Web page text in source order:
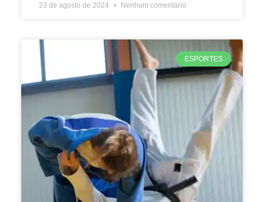
23 de agosto de 2024 Nenhum comentário
ESPORTES